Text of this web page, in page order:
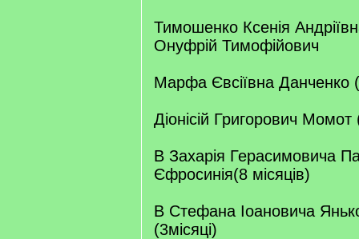
Тимошенко Ксенія
Онуфрій Тимофійович
Марфа Євсіївна Данченко
Діонісій Григорович
В Захарія Герасимовича
Єфросинія(8 місяців)
В Стефана Іоановича
(3місяці)